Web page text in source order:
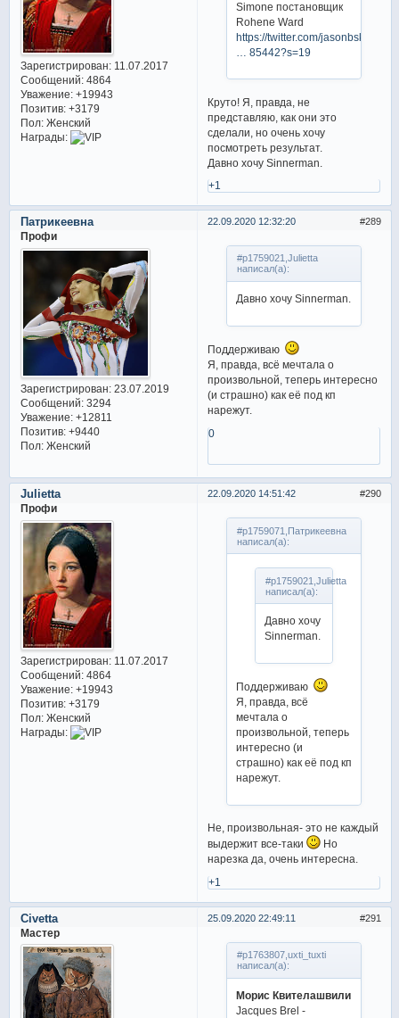
Зарегистрирован: 11.07.2017
Сообщений:4864
Уважение: +19943
Позитив: +3179
Пол:Женский
Награды:
Simone постановщик
Rohene Ward
https://twitter.com/jasonbskates/
… 85442?s=19
Круто! Я, правда, не
представляю, как они это
сделали, но очень хочу
посмотреть результат.
Давно хочу Sinnerman.
+1
289
22.09.2020 12:32:20
Патрикеевна
Профи
Зарегистрирован: 23.07.2019
Сообщений:3294
Уважение: +12811
Позитив: +9440
Пол:Женский
#p1759021,Julietta
написал(а):
Давно хочу Sinnerman.
Поддерживаю
Я, правда, всё мечтала о
произвольной, теперь интересно
(и страшно) как её под кп
нарежут.
0
290
22.09.2020 14:51:42
Julietta
Профи
Зарегистрирован: 11.07.2017
Сообщений:4864
Уважение: +19943
Позитив: +3179
Пол:Женский
Награды:
#p1759071,Патрикеевна
написал(а):
#p1759021,Julietta
написал(а):
Давно хочу
Sinnerman.
Поддерживаю
Я, правда, всё
мечтала о
произвольной, теперь
интересно (и
страшно) как её под кп
нарежут.
Не, произвольная- это не каждый
выдержит все-таки
Но
нарезка да, очень интересна.
+1
291
25.09.2020 22:49:11
Civetta
Мастер
#p1763807,uxti_tuxti
написал(а):
Морис Квителашвили
Jacques Brel -